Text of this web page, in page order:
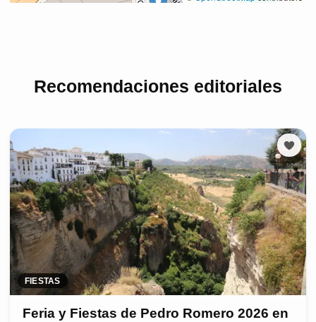
Recomendaciones editoriales
FIESTAS
Feria y Fiestas de Pedro Romero 2026 en